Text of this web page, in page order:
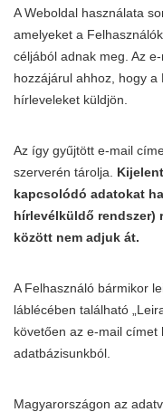
A Weboldal használata
amelyeket a
céljából adnak meg. Az
hozzájárul ahhoz, hogy
hírleveleket küldjön.
Az így gyűjtött e-mail
szerverén tárolja.
kapcsolódó adatokat
hírlevélküldő rendszer)
között nem adjuk át.
A Felhasználó bármikor
láblécében található
követően az e-mail
adatbázisunkból.
Magyarországon az